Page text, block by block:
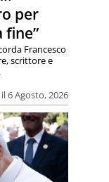
per
6 Agosto, 2026
Francesco
scrittore e